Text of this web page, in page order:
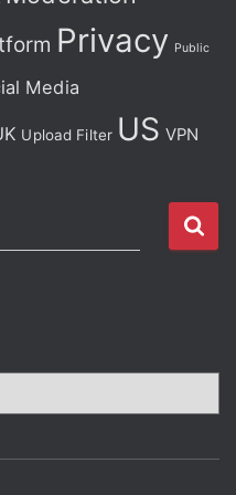
Privacy Public
Media
Upload Filter US VPN